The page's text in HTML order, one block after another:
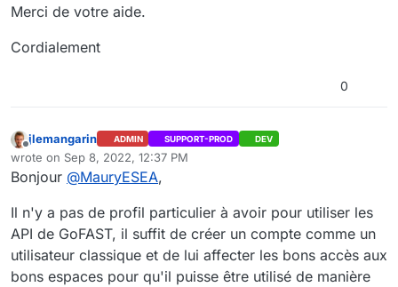
Merci de votre aide.
Cordialement
0
Offline
jlemangarin ADMIN SUPPORT-PROD DEV
wrote on Sep 8, 2022, 12:37 PM
last edited by
Bonjour @MauryESEA,
Il n'y a pas de profil particulier à avoir pour utiliser les
API de GoFAST, il suffit de créer un compte comme un
utilisateur classique et de lui affecter les bons accès aux
bons espaces pour qu'il puisse être utilisé de manière